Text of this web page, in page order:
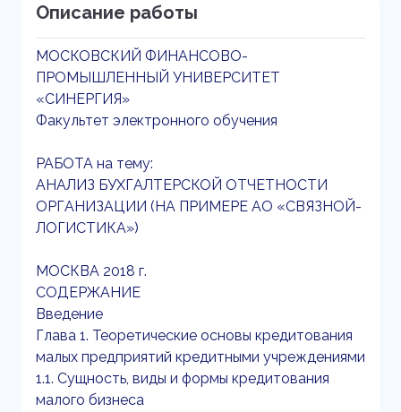
Описание работы
МОСКОВСКИЙ ФИНАНСОВО-
ПРОМЫШЛЕННЫЙ УНИВЕРСИТЕТ
«СИНЕРГИЯ»
Факультет электронного обучения
РАБОТА на тему:
АНАЛИЗ БУХГАЛТЕРСКОЙ ОТЧЕТНОСТИ
ОРГАНИЗАЦИИ (НА ПРИМЕРЕ АО «СВЯЗНОЙ-
ЛОГИСТИКА»)
МОСКВА 2018 г.
СОДЕРЖАНИЕ
Введение
Глава 1. Теоретические основы кредитования
малых предприятий кредитными учреждениями
1.1. Сущность, виды и формы кредитования
малого бизнеса